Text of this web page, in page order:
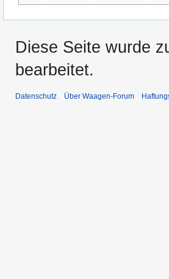
Diese Seite wurde
bearbeitet.
Datenschutz Über Waagen-Forum